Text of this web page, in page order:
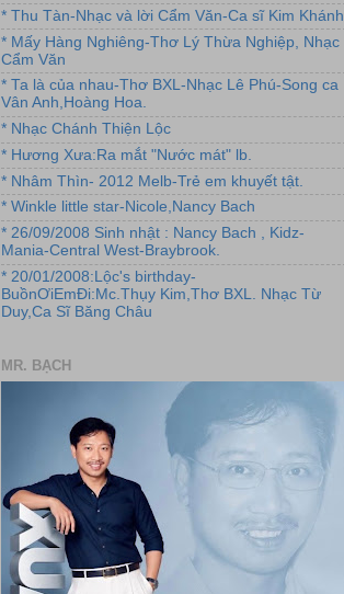
* Thu Tàn-Nhạc và lời Cẩm Văn-Ca sĩ Kim Khánh
* Mấy Hàng Nghiêng-Thơ Lý Thừa Nghiệp, Nhạc
Cẩm Văn
* Ta là của nhau-Thơ BXL-Nhạc Lê Phú-Song ca
Vân Anh,Hoàng Hoa.
* Nhạc Chánh Thiện Lộc
* Hương Xưa:Ra mắt "Nước mát" lb.
* Nhâm Thìn- 2012 Melb-Trẻ em khuyết tật.
* Winkle little star-Nicole,Nancy Bach
* 26/09/2008 Sinh nhật : Nancy Bach , Kidz-
Mania-Central West-Braybrook.
* 20/01/2008:Lộc's birthday-
BuồnƠiEmĐi:Mc.Thụy Kim,Thơ BXL. Nhạc Từ
Duy,Ca Sĩ Băng Châu
MR. BẠCH